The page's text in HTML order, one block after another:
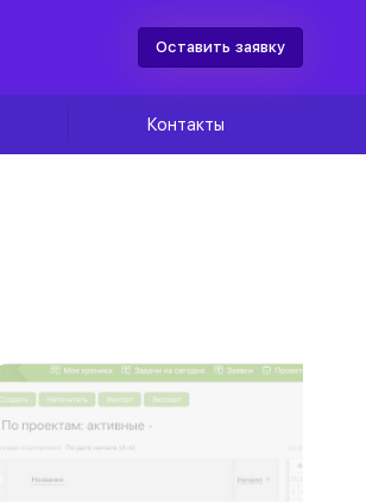
Оставить заявку
Контакты